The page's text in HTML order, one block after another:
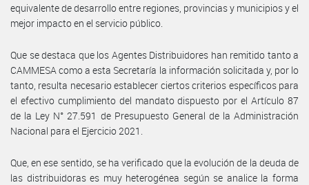
equivalente de desarrollo entre regiones, provincias y municipios y el
mejor impacto en el servicio público.
Que se destaca que los Agentes Distribuidores han remitido tanto a
CAMMESA como a esta Secretaría la información solicitada y, por lo
tanto, resulta necesario establecer ciertos criterios específicos para
el efectivo cumplimiento del mandato dispuesto por el Artículo 87
de la Ley N° 27.591 de Presupuesto General de la Administración
Nacional para el Ejercicio 2021.
Que, en ese sentido, se ha verificado que la evolución de la deuda de
las distribuidoras es muy heterogénea según se analice la forma